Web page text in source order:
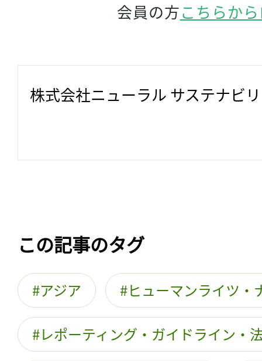
会員の方こちらか
株式会社ニューラル サステナビ
この記事のタグ
アジア ヒューマンライツ・
レポーティング・ガイドライン・